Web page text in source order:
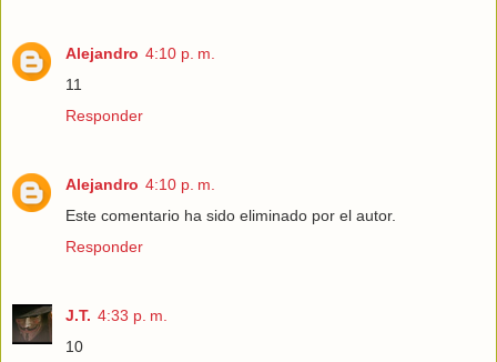
Alejandro 4:10 p. m.
11
Responder
Alejandro 4:10 p. m.
Este comentario ha sido eliminado por el autor.
Responder
J.T. 4:33 p. m.
10